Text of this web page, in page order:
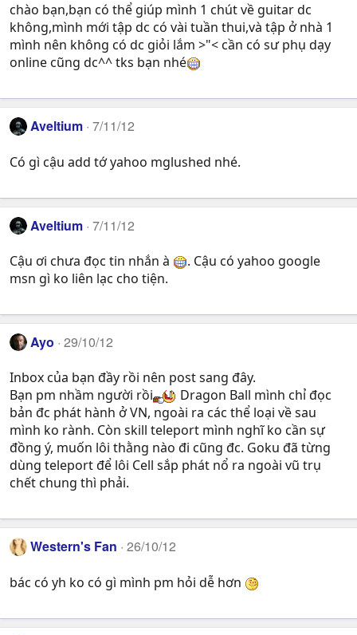
chào bạn,bạn có thể giúp mình 1 chút về guitar dc
không,mình mới tập dc có vài tuần thui,và tập ở nhà 1
mình nên không có dc giỏi lắm >"< cần có sư phụ dạy
online cũng dc^^ tks bạn nhé
Aveltium 7/11/12
Có gì cậu add tớ yahoo mglushed nhé.
Aveltium 7/11/12
Cậu ơi chưa đọc tin nhắn à
. Cậu có yahoo google
msn gì ko liên lạc cho tiện.
Ayo 29/10/12
Inbox của bạn đầy rồi nên post sang đây.
Bạn pm nhầm người rồi
Dragon Ball mình chỉ đọc
bản đc phát hành ở VN, ngoài ra các thể loại về sau
mình ko rành. Còn skill teleport mình nghĩ ko cần sự
đồng ý, muốn lôi thằng nào đi cũng đc. Goku đã từng
dùng teleport để lôi Cell sắp phát nổ ra ngoài vũ trụ
chết chung thì phải.
Western's Fan 26/10/12
bác có yh ko có gì mình pm hỏi dễ hơn